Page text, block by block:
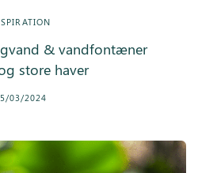
& vandfontæner
store haver
03/2024